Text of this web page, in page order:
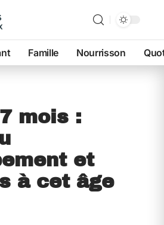
Famille Nourrisson
mois :
et
à cet âge